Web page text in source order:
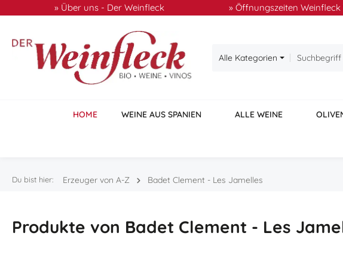
Hauptinhalt springen
Zur Suche springen
Zur Hauptnavigation springen
» Über uns - Der Weinfleck » Öffnungszeiten
Alle Kategorien
HOME WEINE AUS SPANIEN ALLE WEINE
Du bist hier: Erzeuger von A-Z Badet Clement - Les Jamelles
Produkte von Badet Clement - Les